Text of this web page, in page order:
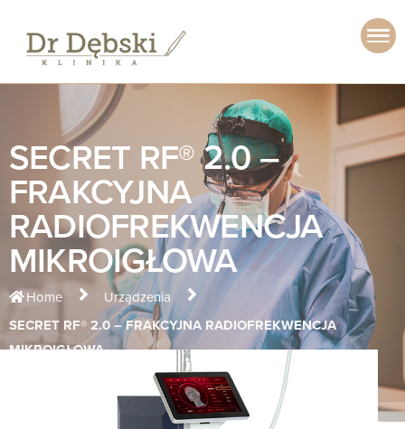
SECRET RF® 2.0 –
FRAKCYJNA
RADIOFREKWENCJA
MIKROIGŁOWA
Home
Urządzenia
SECRET RF® 2.0 – FRAKCYJNA RADIOFREKWENCJA
MIKROIGŁOWA